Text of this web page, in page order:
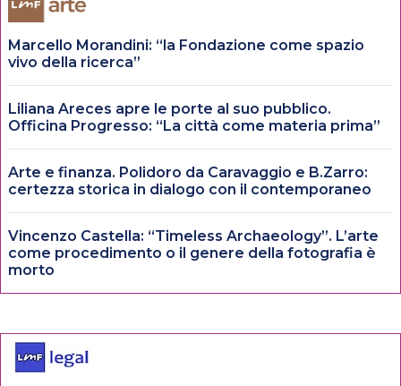
Marcello Morandini: “la Fondazione come spazio
vivo della ricerca”
Liliana Areces apre le porte al suo pubblico.
Officina Progresso: “La città come materia prima”
Arte e finanza. Polidoro da Caravaggio e B.Zarro:
certezza storica in dialogo con il contemporaneo
Vincenzo Castella: “Timeless Archaeology”. L’arte
come procedimento o il genere della fotografia è
morto